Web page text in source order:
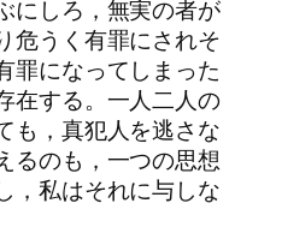
にしろ，無実の者が
危うく有罪にされそ
罪になってしまった
在する。一人二人の
も，真犯人を逃さな
るのも，一つの思想
，私はそれに与しな